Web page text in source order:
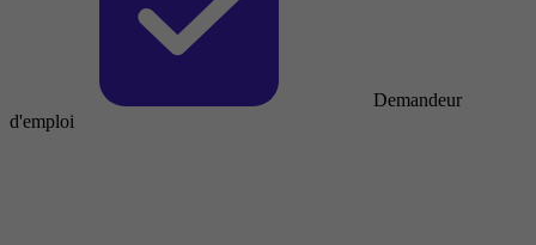
Demandeur
d'emploi